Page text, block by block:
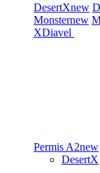
DesertXnew
Monsternew
XDiavel
Permis A2new
DesertX